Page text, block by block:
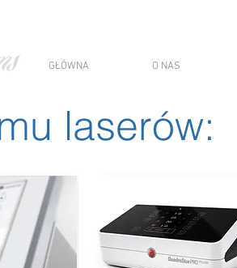
GŁÓWNA O NAS
laserów: